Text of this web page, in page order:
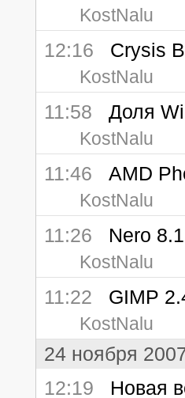
KostNalu
12:16 Crysis
KostNalu
11:58 Доля
KostNalu
11:46 AMD
KostNalu
11:26 Nero
KostNalu
11:22 GIMP
KostNalu
24 ноября 2007
12:19 Новая